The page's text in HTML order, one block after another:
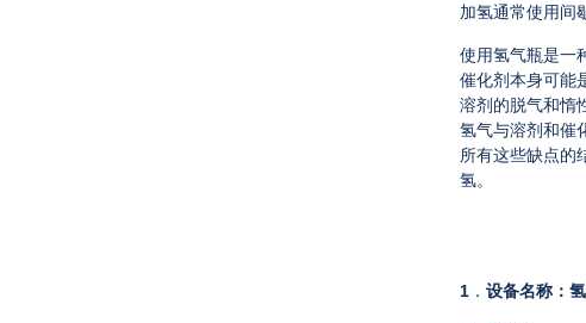
加氢通常使用间
使用氢气瓶是一
催化剂本身可能
溶剂的脱气和惰
氢气与溶剂和催
所有这些缺点的
氢。
1 ． 设备名称：